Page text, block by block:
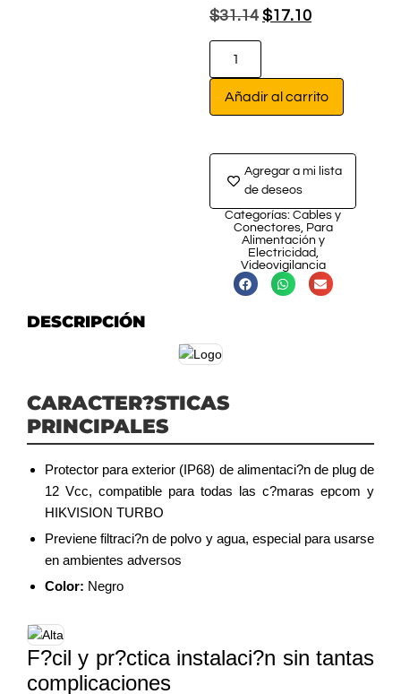
$31.14 $17.10
Añadir al carrito
Agregar a mi lista
de deseos
Categorías: Cables y
Conectores, Para
Alimentación y
Electricidad,
Videovigilancia
DESCRIPCIÓN
CARACTER?STICAS
PRINCIPALES
Protector para exterior (IP68) de alimentaci?n de plug de
12 Vcc, compatible para todas las c?maras epcom y
HIKVISION TURBO
Previene filtraci?n de polvo y agua, especial para usarse
en ambientes adversos
Color: Negro
F?cil y pr?ctica instalaci?n sin tantas
complicaciones